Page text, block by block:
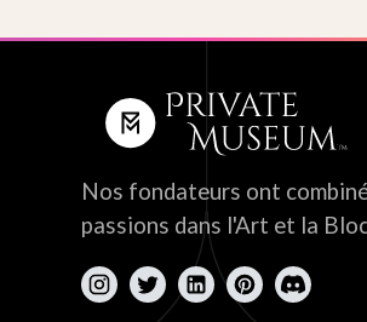
Nos fondateurs ont
passions dans l'Art et la